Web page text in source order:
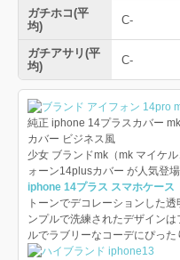
ガチホコ(平
均)
C-
ガチアサリ(平
均)
C-
純正 iphone 14プラスカバー
カバー ビジネス風
少女 ブランドmk（mk マイケ
ォーン14plusカバー が人気登場
iphone 14プラス スマホケース
トーンでデコレーションした
ンプルで洗練されたデザイン
ルでラブリーなコーデにぴった